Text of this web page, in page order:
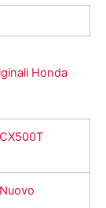
Honda
CX500T
Nuovo